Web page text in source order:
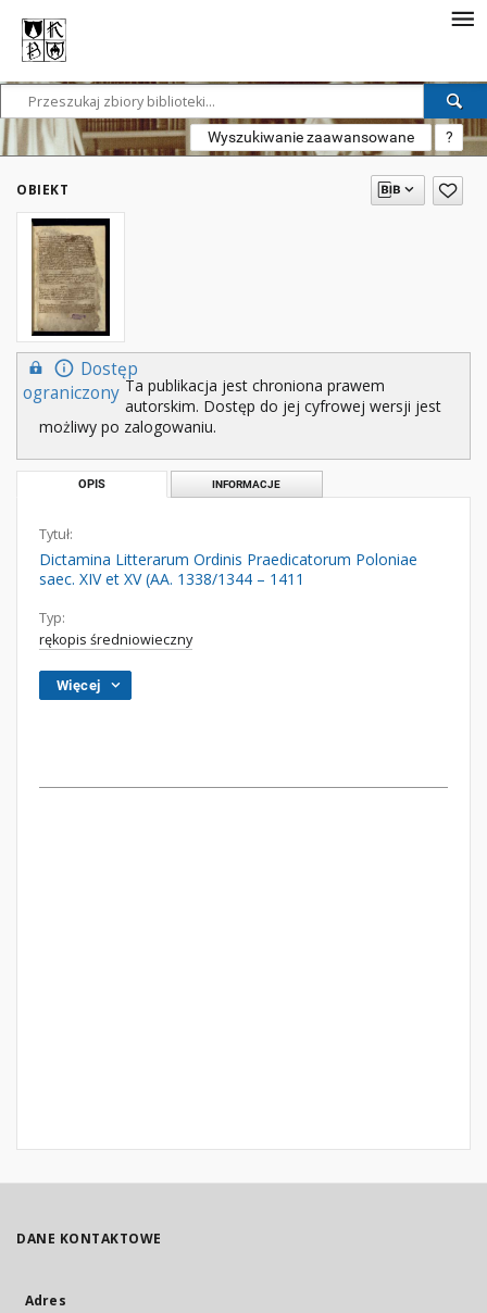
Wyszukiwanie zaawansowane ?
OBIEKT
Dostęp
ograniczony Ta publikacja jest chroniona prawem
autorskim. Dostęp do jej cyfrowej wersji jest
możliwy po zalogowaniu.
OPIS INFORMACJE
Tytuł:
Dictamina Litterarum Ordinis Praedicatorum Poloniae
saec. XIV et XV (AA. 1338/1344 – 1411
Typ:
rękopis średniowieczny
Więcej
DANE KONTAKTOWE
Adres